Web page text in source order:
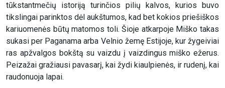
tūkstantmečių istoriją turinčios pilių kalvos, kurios buvo
tikslingai parinktos dėl aukštumos, kad bet kokios priešiškos
kariuomenės būtų matomos toli. Šioje atkarpoje Miško takas
sukasi per Paganama arba Velnio žemę Estijoje, kur žygeiviai
ras apžvalgos bokštą su vaizdu į vaizdingus miško ežerus.
Peizažai gražiausi pavasarį, kai žydi kiaulpienės, ir rudenį, kai
raudonuoja lapai.